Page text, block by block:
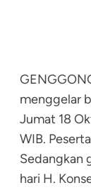
menggelar
Jumat 18
WIB.
Sedangkan
hari H.